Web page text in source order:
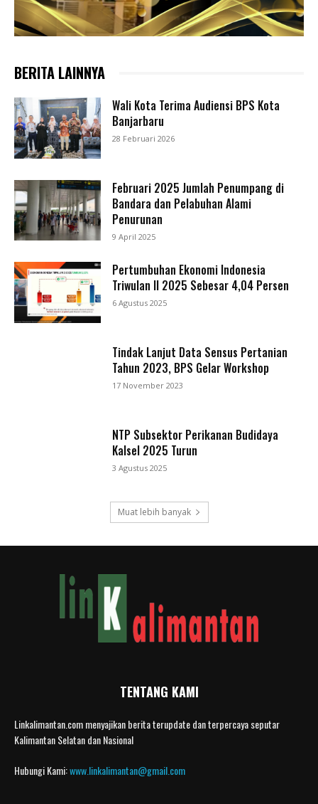
BERITA LAINNYA
Wali Kota Terima Audiensi BPS Kota
Banjarbaru
28 Februari 2026
Februari 2025 Jumlah Penumpang di
Bandara dan Pelabuhan Alami
Penurunan
9 April 2025
Pertumbuhan Ekonomi Indonesia
Triwulan II 2025 Sebesar 4,04 Persen
6 Agustus 2025
Tindak Lanjut Data Sensus Pertanian
Tahun 2023, BPS Gelar Workshop
17 November 2023
NTP Subsektor Perikanan Budidaya
Kalsel 2025 Turun
3 Agustus 2025
Muat lebih banyak
TENTANG KAMI
Linkalimantan.com menyajikan berita terupdate dan terpercaya seputar
Kalimantan Selatan dan Nasional
Hubungi Kami:www.linkalimantan@gmail.com